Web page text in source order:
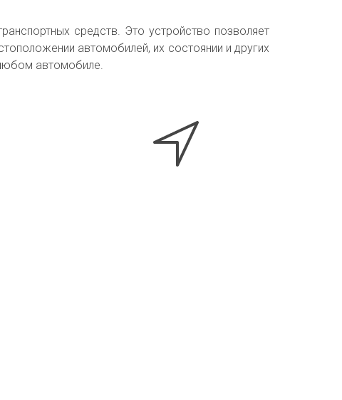
средств. Это устройство позволяет
автомобилей, их состоянии и других
автомобиле.